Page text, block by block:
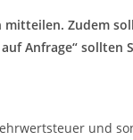
Zudem
Anfrage“ sollten
und